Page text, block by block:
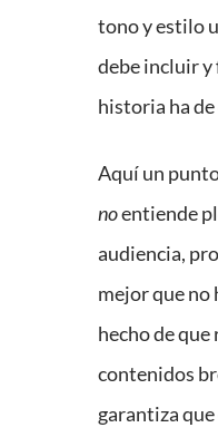
tono y estilo
debe incluir
historia ha
Aquí un
noentiende
audiencia,
mejor que no
hecho de
contenidos
garantiza que